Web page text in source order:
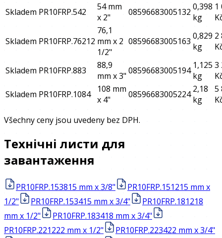
Skladem PR10FRP.542
54 mm
x 2"
08596683005132 0,398
kg
1
Skladem PR10FRP.76212
76,1
mm x 2
1/2"
08596683005163 0,829
kg
2
Skladem PR10FRP.883
88,9
mm x 3" 08596683005194 1,125
kg
3
Skladem PR10FRP.1084
108 mm
x 4"
08596683005224 2,18
kg
5
Všechny ceny jsou uvedeny bez DPH.
Технічні листи для
завантаження
PR10FRP.153815 mm x 3/8" PR10FRP.151215 mm x
1/2"
PR10FRP.153415 mm x 3/4" PR10FRP.181218
mm x 1/2"
PR10FRP.183418 mm x 3/4"
PR10FRP.221222 mm x 1/2" PR10FRP.223422 mm x 3/4"